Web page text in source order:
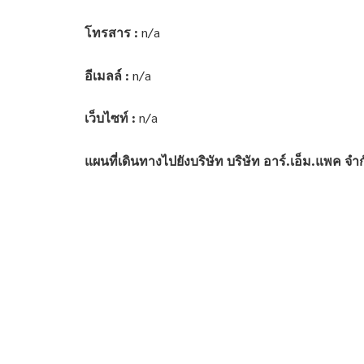
โทรสาร : n/a
อีเมลล์ : n/a
เว็บไซท์ : n/a
แผนที่เดินทางไปยังบริษัท บริษัท อาร์.เอ็ม.แพค จำ